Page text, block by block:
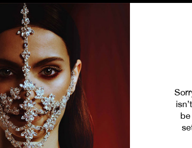
Tiffany la soumise
GINEBRA BELLUCCI|TIFFANY LEIDDI
WHITNEY